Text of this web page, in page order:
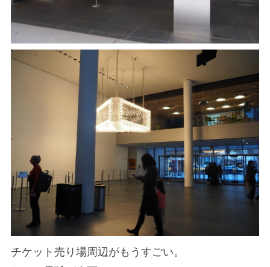
チケット売り場周辺がもうすごい。